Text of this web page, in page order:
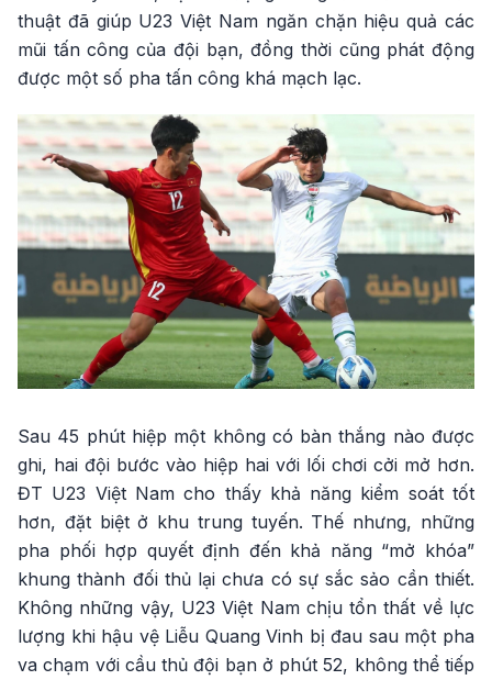
thuật đã giúp U23 Việt Nam ngăn chặn hiệu quả các
mũi tấn công của đội bạn, đồng thời cũng phát động
được một số pha tấn công khá mạch lạc.
Sau 45 phút hiệp một không có bàn thắng nào được
ghi, hai đội bước vào hiệp hai với lối chơi cởi mở hơn.
ĐT U23 Việt Nam cho thấy khả năng kiểm soát tốt
hơn, đặt biệt ở khu trung tuyến. Thế nhưng, những
pha phối hợp quyết định đến khả năng “mở khóa”
khung thành đối thủ lại chưa có sự sắc sảo cần thiết.
Không những vậy, U23 Việt Nam chịu tổn thất về lực
lượng khi hậu vệ Liễu Quang Vinh bị đau sau một pha
va chạm với cầu thủ đội bạn ở phút 52, không thể tiếp